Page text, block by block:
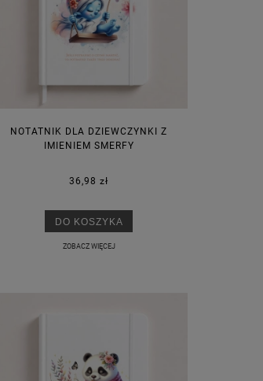
NOTATNIK DLA DZIEWCZYNKI Z
IMIENIEM SMERFY
36,98 zł
DO KOSZYKA
ZOBACZ WIĘCEJ